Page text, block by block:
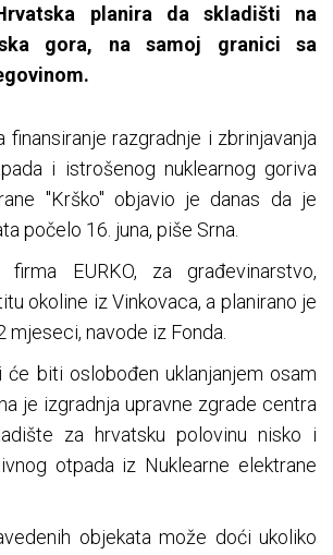
planira da skladišti na
gora, na samoj granici sa
finansiranje razgradnje i zbrinjavanja
i istrošenog nuklearnog goriva
"Krško" objavio je danas da je
počelo 16. juna, piše Srna.
firma EURKO, za građevinarstvo,
okoline iz Vinkovaca, a planirano je
mjeseci, navode iz Fonda.
će biti oslobođen uklanjanjem osam
je izgradnja upravne zgrade centra
za hrvatsku polovinu nisko i
otpada iz Nuklearne elektrane
objekata može doći ukoliko